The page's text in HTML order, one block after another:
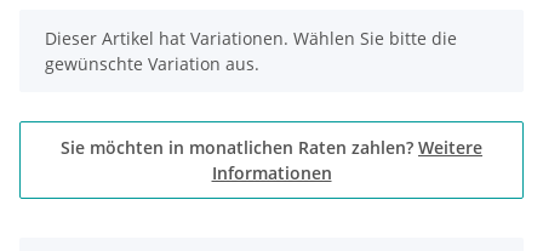
x
Dieser Artikel hat Variationen. Wählen Sie bitte die
gewünschte Variation aus.
Sie möchten in monatlichen Raten zahlen? Weitere
Informationen